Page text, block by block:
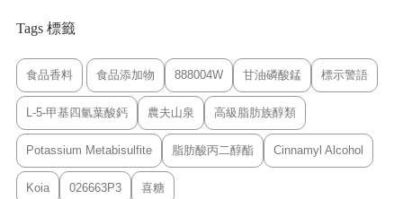
Tags 標籤
食品香料 食品添加物 888004W 甘油磷酸錳 標示警語
L-5-甲基四氫葉酸鈣 農夫山泉 高級脂肪族醇類
Potassium Metabisulfite 脂肪酸丙二醇酯 Cinnamyl Alcohol
Koia 026663P3 喜糖